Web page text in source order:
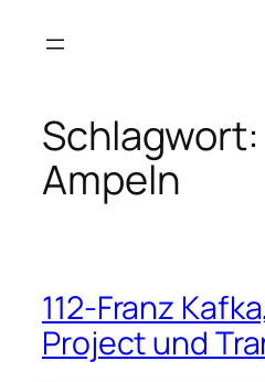
Inhalt
Schlagwort:
Ampeln
112-Franz
Project und